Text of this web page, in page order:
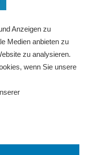
Anzeigen zu
Medien anbieten zu
zu analysieren.
wenn Sie unsere